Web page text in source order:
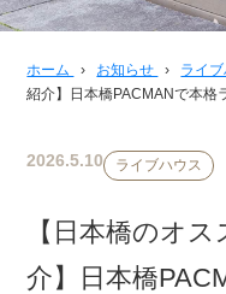
ホーム › お知らせ › ライ
紹介】日本橋PACMANで本格
2026.5.10 ライブハウス
【日本橋のオ
介】日本橋